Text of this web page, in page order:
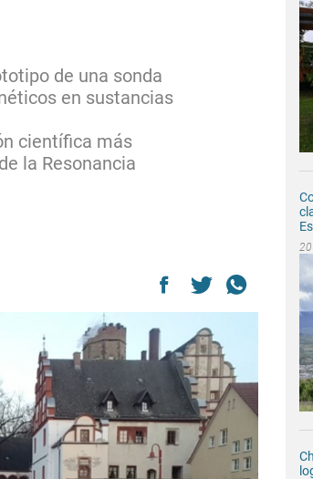
de una sonda
en sustancias
científica más
la Resonancia